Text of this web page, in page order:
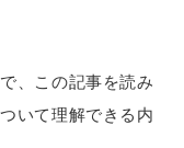
、この記事を読み
いて理解できる内